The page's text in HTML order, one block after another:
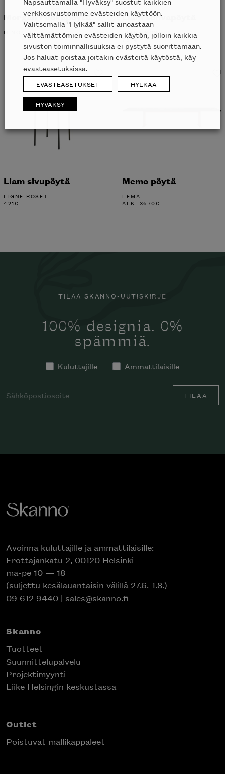
Morgan ruokapöytä
MINOTTI
Liam sohvapöytä
LIGNE ROSET
757€
Liam sivupöytä
LIGNE ROSET
421€
Memo pöytä
LEMA
ALK. 3670€
TILAA SKANNO-UUTISKIRJE
100% designia. 0%
spämmiä.
Kuluttajille Ammattilaisille
TILAA
Avoinna kuluttajille ja ammattilaisille:
Erottajankatu 2, 00120 Helsinki
ma-pe 10 — 18
(suljettu kesälauantaisin välillä 27.6.-1.8.)
09 612 9440 | sales@skanno.fi
Skanno
Tuotteet
Suunnittelupalvelu
Projektimyynti
Liike Helsingin keskustassa
Outlet
Poistuvat mallikappaleet
verkkosivustomme evästeiden käyttöön.
Valitsemalla "Hylkää" sallit ainoastaan
välttämättömien evästeiden käytön, jolloin kaikkia
sivuston toiminnallisuuksia ei pystytä suorittamaan.
Jos haluat poistaa joitakin evästeitä käytöstä, käy
evästeasetuksissa.
EVÄSTEASETUKSET HYLKÄÄ
HYVÄKSY